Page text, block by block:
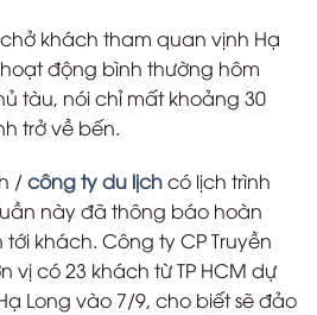
khách tham quan vịnh Hạ
động bình thường hôm
tàu, nói chỉ mất khoảng 30
trở về bến.
/công ty du lịchcó lịch trình
này đã thông báo hoàn
khách. Công ty CP Truyền
vị có 23 khách từ TP HCM dự
Long vào 7/9, cho biết sẽ đảo